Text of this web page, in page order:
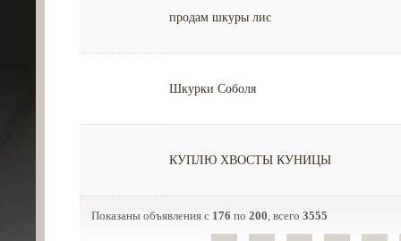
продам шкуры лис
Шкурки Соболя
КУПЛЮ ХВОСТЫ КУНИЦЫ
Показаны объявления с 176 по 200, всего 3555